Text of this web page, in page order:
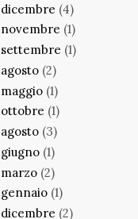
dicembre (4)
novembre (1)
settembre (1)
agosto (2)
maggio (1)
ottobre (1)
agosto (3)
giugno (1)
marzo (2)
gennaio (1)
dicembre (2)